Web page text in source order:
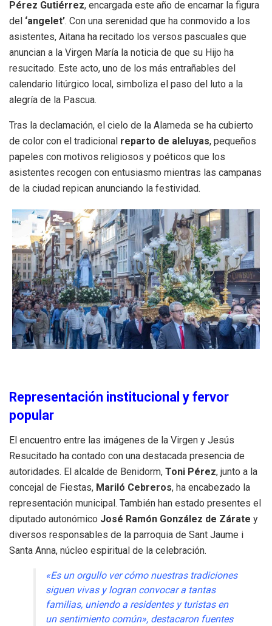
Pérez Gutiérrez, encargada este año de encarnar la figura
del ‘angelet’. Con una serenidad que ha conmovido a los
asistentes, Aitana ha recitado los versos pascuales que
anuncian a la Virgen María la noticia de que su Hijo ha
resucitado. Este acto, uno de los más entrañables del
calendario litúrgico local, simboliza el paso del luto a la
alegría de la Pascua.
Tras la declamación, el cielo de la Alameda se ha cubierto
de color con el tradicional reparto de aleluyas, pequeños
papeles con motivos religiosos y poéticos que los
asistentes recogen con entusiasmo mientras las campanas
de la ciudad repican anunciando la festividad.
Representación institucional y fervor
popular
El encuentro entre las imágenes de la Virgen y Jesús
Resucitado ha contado con una destacada presencia de
autoridades. El alcalde de Benidorm, Toni Pérez, junto a la
concejal de Fiestas, Mariló Cebreros, ha encabezado la
representación municipal. También han estado presentes el
diputado autonómico José Ramón González de Zárate y
diversos responsables de la parroquia de Sant Jaume i
Santa Anna, núcleo espiritual de la celebración.
«Es un orgullo ver cómo nuestras tradiciones
siguen vivas y logran convocar a tantas
familias, uniendo a residentes y turistas en
un sentimiento común», destacaron fuentes